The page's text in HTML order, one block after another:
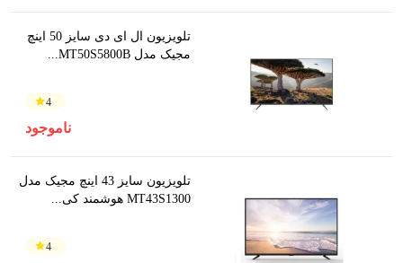
تلویزیون ال ای دی سایز 50 اینچ
مجیک مدل MT50S5800B...
4
ناموجود
تلویزیون سایز 43 اینچ مجیک مدل
MT43S1300 هوشمند کی...
4